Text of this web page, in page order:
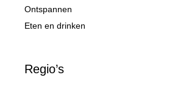
Ontspannen
Eten en drinken
Regio’s